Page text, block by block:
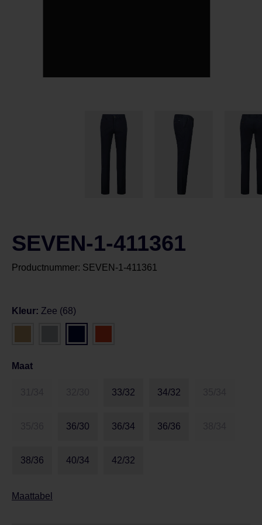
SEVEN-1-411361
Productnummer: SEVEN-1-411361
Kleur: Zee (68)
Maat
33/32 34/32
36/30 36/34 36/36
38/36 40/34 42/32
Maattabel